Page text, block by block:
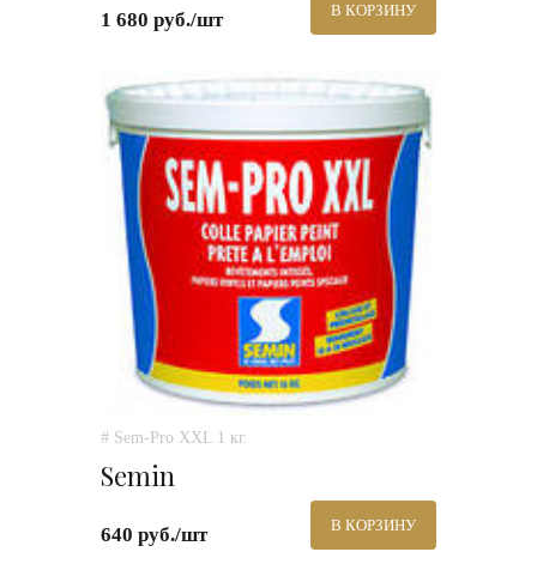
1 680 руб./шт В КОРЗИНУ
# Sem-Pro XXL 1 кг.
Semin
640 руб./шт В КОРЗИНУ